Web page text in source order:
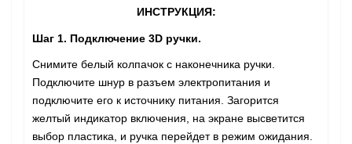
ИНСТРУКЦИЯ:
Шаг 1. Подключение 3D ручки.
Снимите белый колпачок с наконечника ручки.
Подключите шнур в разъем электропитания и
подключите его к источнику питания. Загорится
желтый индикатор включения, на экране высветится
выбор пластика, и ручка перейдет в режим ожидания.